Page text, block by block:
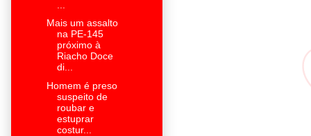
Mais um assalto
na PE-145
próximo à
Riacho Doce
di...
Homem é preso
suspeito de
roubar e
estuprar
costur...